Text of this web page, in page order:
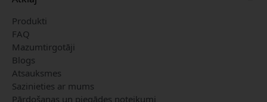
Produkti
FAQ
Mazumtirgotāji
Blogs
Atsauksmes
Sazinieties ar mums
Pārdošanas un piegādes noteikumi